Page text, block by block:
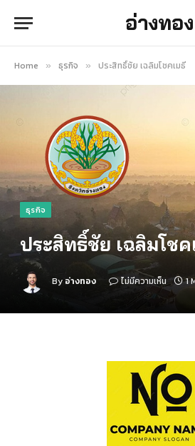
อ่างทอง
Home » ธุรกิจ » ประสิทธิ์ชัย เฉลิมโชคเมธี
ธุรกิจ
ประสิทธิ์ชัย เฉลิมโชค
By อ่างทอง ไม่มีความเห็น 1